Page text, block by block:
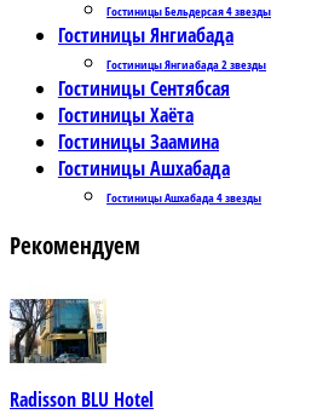
Гостиницы Бельдерсая 4 звезды
Гостиницы Янгиабада
Гостиницы Янгиабада 2 звезды
Гостиницы Сентябсая
Гостиницы Хаёта
Гостиницы Заамина
Гостиницы Ашхабада
Гостиницы Ашхабада 4 звезды
Рекомендуем
Radisson BLU Hotel